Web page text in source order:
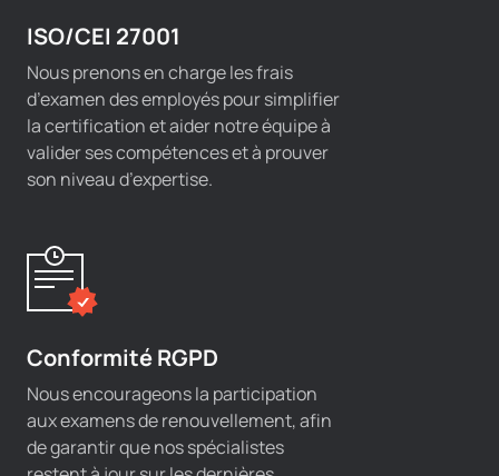
ISO/CEI 27001
Nous prenons en charge les frais
d’examen des employés pour simplifier
la certification et aider notre équipe à
valider ses compétences et à prouver
son niveau d’expertise.
Conformité RGPD
Nous encourageons la participation
aux examens de renouvellement, afin
de garantir que nos spécialistes